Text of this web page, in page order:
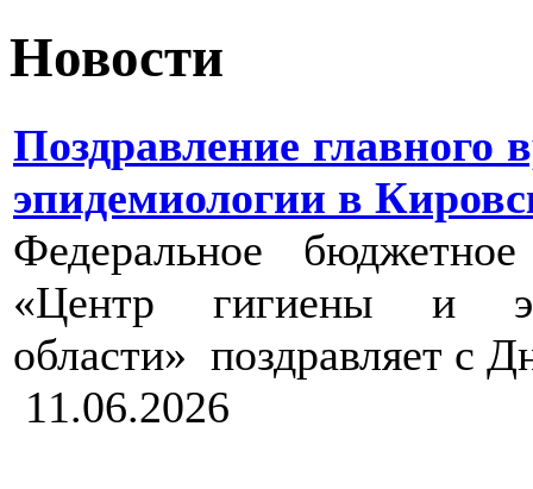
Новости
Поздравление
эпидемиологии в
Федеральное
«Центр гигиены и
области» поздравляет с
11.06.2026